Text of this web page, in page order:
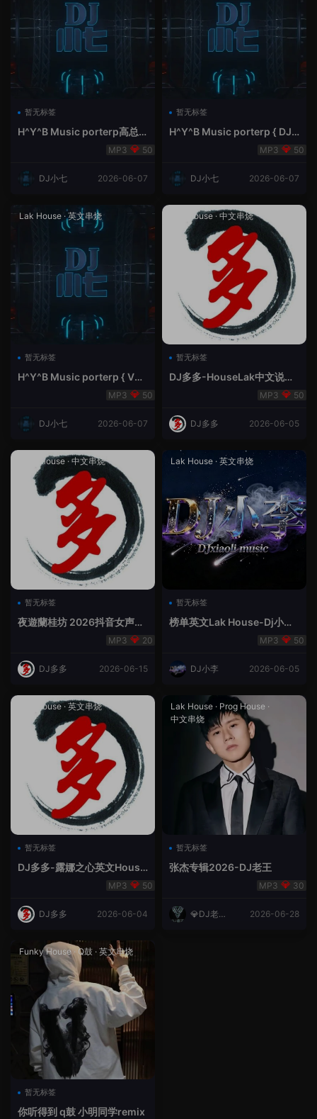
暂无标签
H^Y^B Music porterp高总
聆听 全英文Vina Lak House50
DJ小七 2026-06-07
暂无标签
H^Y^B Music porterp { DJ
小七&高总夜空中的风铃}
50
DJ小七 2026-06-07
Lak House ·英文串烧
暂无标签
H^Y^B Music porterp { V总
50
DJ小七 2026-06-07
Lak House· 中文串烧
暂无标签
DJ多多-HouseLak中文说唱
50
DJ多多 2026-06-05
Prog House · 中文串烧
暂无标签
夜遊蘭桂坊 2026抖音女声整
合（DJ多多DJ尾巴）
20
DJ多多 2026-06-15
Lak House · 英文串烧
暂无标签
榜单英文Lak House-Dj小李
50
DJ小李 2026-06-05
Lak House· 英文串烧
暂无标签
DJ多多-露娜之心英文House
50
DJ多多 2026-06-04
Lak House · Prog House ·
中文串烧
暂无标签
张杰专辑2026-DJ老王
30
💎DJ老王
2026-06-28
Funky House· Q鼓 · 英文串烧
暂无标签
你听得到 q鼓 小明同学remix